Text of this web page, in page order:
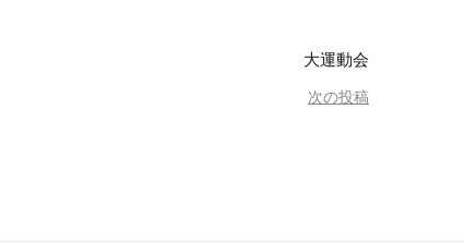
大運動会
次の投稿